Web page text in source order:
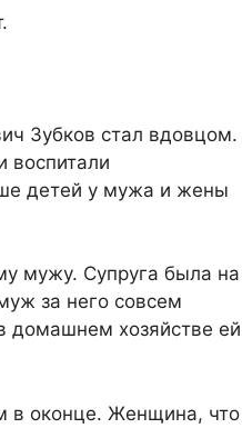
Зубков стал вдовцом.
воспитали
детей у мужа и жены
мужу. Супруга была на
за него совсем
домашнем хозяйстве ей
в оконце. Женщина, что